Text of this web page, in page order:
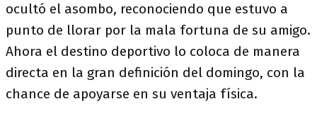
ocultó el asombo, reconociendo que estuvo a
punto de llorar por la mala fortuna de su amigo.
Ahora el destino deportivo lo coloca de manera
directa en la gran definición del domingo, con la
chance de apoyarse en su ventaja física.